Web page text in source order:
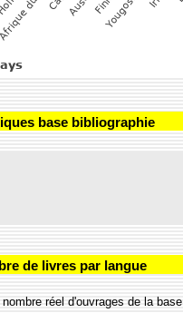
base bibliographie
de livres par langue
réel d'ouvrages de la base